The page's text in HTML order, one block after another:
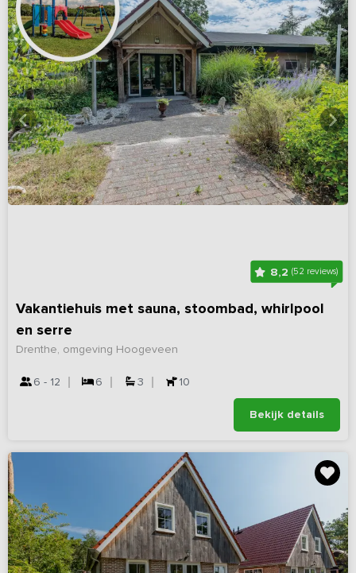
8,2 (52 reviews)
Vakantiehuis met sauna, stoombad, whirlpool
en serre
Drenthe, omgeving Hoogeveen
6 - 12 6 3 10
Bekijk details